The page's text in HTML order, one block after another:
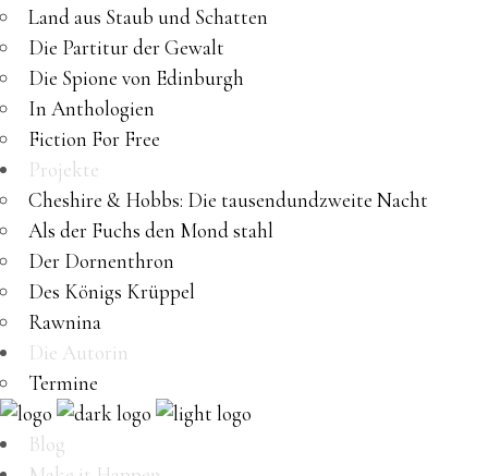
Land aus Staub und Schatten
Die Partitur der Gewalt
Die Spione von Edinburgh
In Anthologien
Fiction For Free
Projekte
Cheshire & Hobbs: Die tausendundzweite Nacht
Als der Fuchs den Mond stahl
Der Dornenthron
Des Königs Krüppel
Rawnina
Die Autorin
Termine
Blog